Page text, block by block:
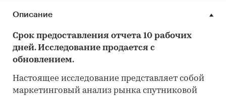
Описание
Срок предоставления отчета 10 рабочих
дней. Исследование продается с
обновлением.
Настоящее исследование представляет собой
маркетинговый анализ рынка спутниковой